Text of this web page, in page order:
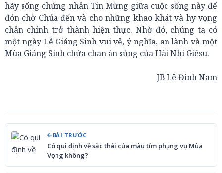
hãy sống chứng nhân Tin Mừng giữa cuộc sống này để
đón chờ Chúa đến và cho những khao khát và hy vọng
chân chính trở thành hiện thực. Nhờ đó, chúng ta có
một ngày Lễ Giáng Sinh vui vẻ, ý nghĩa, an lành và một
Mùa Giáng Sinh chứa chan ân sủng của Hài Nhi Giêsu.
JB Lê Đình Nam
BÀI TRƯỚC
Có qui định về sắc thái của màu tím phụng vụ Mùa
Vọng không?